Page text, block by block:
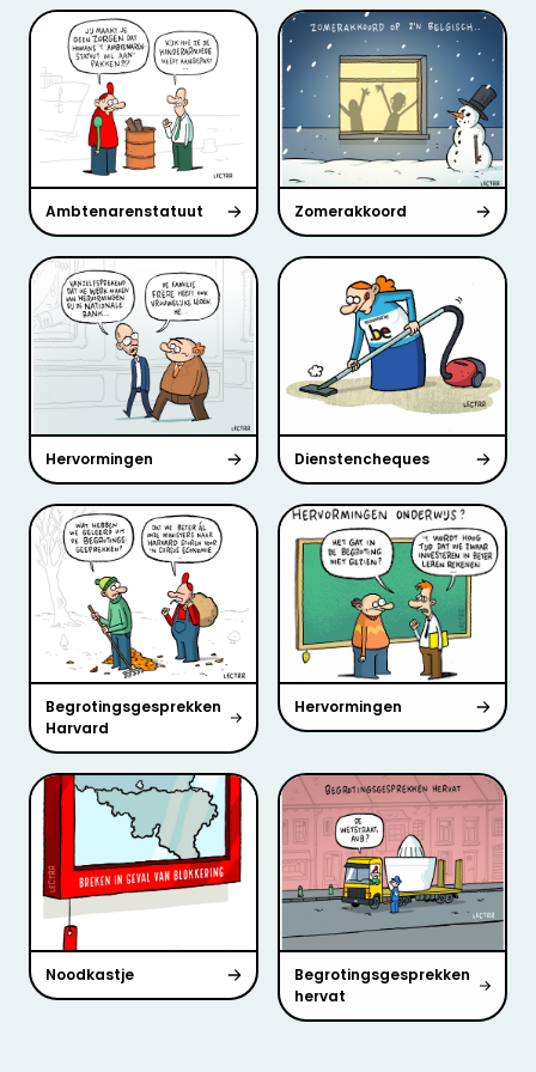
Ambtenarenstatuut Zomerakkoord
Hervormingen Dienstencheques
Begrotingsgesprekken
Harvard
Hervormingen
Noodkastje
Begrotingsgesprekken
hervat